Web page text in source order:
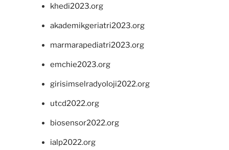
khedi2023.org
akademikgeriatri2023.org
marmarapediatri2023.org
emchie2023.org
girisimselradyoloji2022.org
utcd2022.org
biosensor2022.org
ialp2022.org